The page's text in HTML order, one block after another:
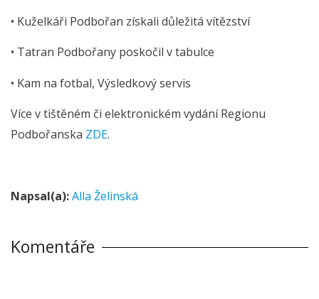
• Kuželkáři Podbořan získali důležitá vítězství
• Tatran Podbořany poskočil v tabulce
• Kam na fotbal, Výsledkový servis
Více v tištěném či elektronickém vydání Regionu
Podbořanska ZDE.
Napsal(a):Alla Želinská
Komentáře